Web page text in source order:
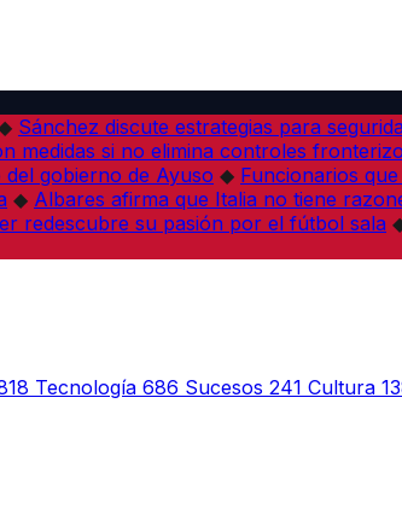
Sánchez discute estrategias para
medidas si no elimina controles
gobierno de Ayuso ◆ Funcionarios
◆ Albares afirma que Italia no tiene
redescubre su pasión por el fútbol sala
Tecnología 686 Sucesos 241 Cultura